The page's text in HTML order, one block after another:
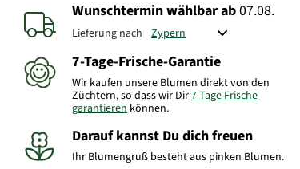
Wunschtermin wählbarab07.08.
Lieferung nach
7-Tage-Frische-Garantie
Wir kaufen unsere Blumen direkt von den
Züchtern, so dass wir Dir7 Tage Frische
garantieren können.
Darauf kannst Du dich freuen
Ihr Blumengruß besteht aus pinken Blumen.